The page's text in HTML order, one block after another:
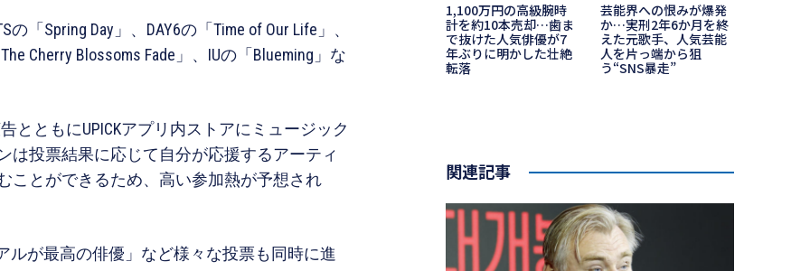
「Spring Day」、DAY6の「Time of Our Life」、
Cherry Blossoms Fade」、IUの「Blueming」な
とともにUPICKアプリ内ストアにミュージック
は投票結果に応じて自分が応援するアーティ
ことができるため、高い参加熱が予想され
ルが最高の俳優」など様々な投票も同時に進
1,100万円の高級腕時
計を約10本売却…歯ま
で抜けた人気俳優が7
年ぶりに明かした壮絶
転落
芸能界への恨みが爆発
か…実刑2年6か月を終
えた元歌手、人気芸能
人を片っ端から狙
う“SNS暴走”
関連記事